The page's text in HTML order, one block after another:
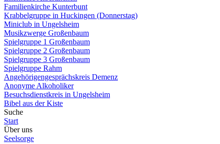
Familienkirche Kunterbunt
Krabbelgruppe in Huckingen (Donnerstag)
Miniclub in Ungelsheim
Musikzwerge Großenbaum
Spielgruppe 1 Großenbaum
Spielgruppe 2 Großenbaum
Spielgruppe 3 Großenbaum
Spielgruppe Rahm
Angehörigengesprächskreis Demenz
Anonyme Alkoholiker
Besuchsdienstkreis in Ungelsheim
Bibel aus der Kiste
Suche
Start
Über uns
Seelsorge